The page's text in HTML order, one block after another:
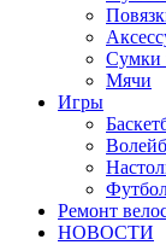
Сумки
Мячи
Игры
Ремонт
НОВОСТИ